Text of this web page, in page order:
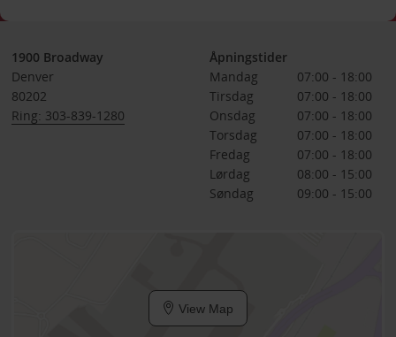
1900 Broadway
Denver
80202
Ring: 303-839-1280
Åpningstider
Mandag
07:00 - 18:00
Tirsdag
07:00 - 18:00
Onsdag
07:00 - 18:00
Torsdag
07:00 - 18:00
Fredag
07:00 - 18:00
Lørdag
08:00 - 15:00
Søndag
09:00 - 15:00
View Map